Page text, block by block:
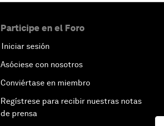
Participe en el Foro
Iniciar sesión
Asóciese con nosotros
Conviértase en miembro
Regístrese para recibir nuestras notas
de prensa